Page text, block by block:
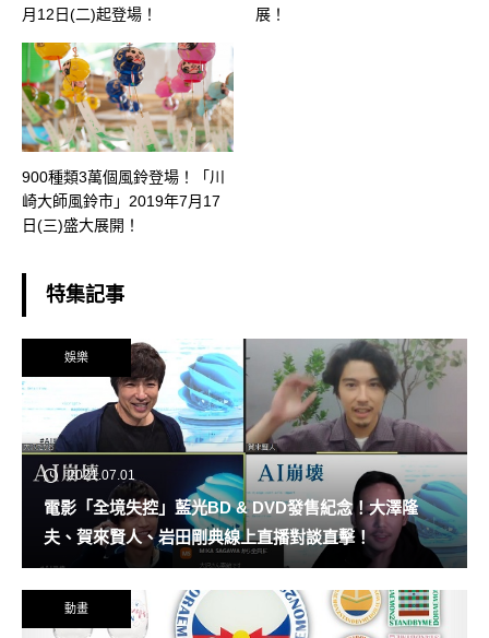
月12日(二)起登場！
展！
900種類3萬個風鈴登場！「川
崎大師風鈴市」2019年7月17
日(三)盛大展開！
特集記事
娛樂
2021.07.01
電影「全境失控」藍光BD & DVD發售紀念！大澤隆
夫、賀來賢人、岩田剛典線上直播對談直擊！
動畫